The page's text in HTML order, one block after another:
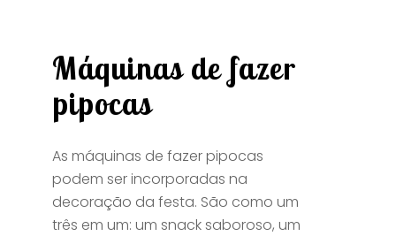
Máquinas de fazer
pipocas
As máquinas de fazer pipocas
podem ser incorporadas na
decoração da festa. São como um
três em um: um snack saboroso, um